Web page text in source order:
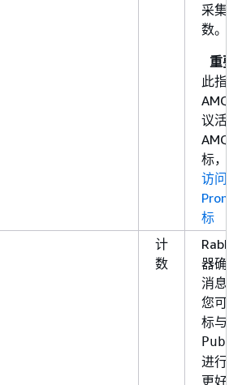
采集
数。
重要
此指
议活
AMQP
标，
访问
标
计
数
器确
消息
您可
标与
进行
更好